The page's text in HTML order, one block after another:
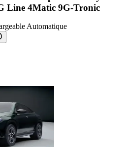
Line 4Matic 9G-Tronic
Automatique